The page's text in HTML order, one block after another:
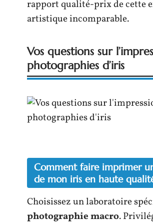
rapport qualité-prix de cette
artistique incomparable.
Vos questions sur
photographies d’iris
Comment faire imprimer
de mon iris en haute
Choisissez un laboratoire
photographie macro.